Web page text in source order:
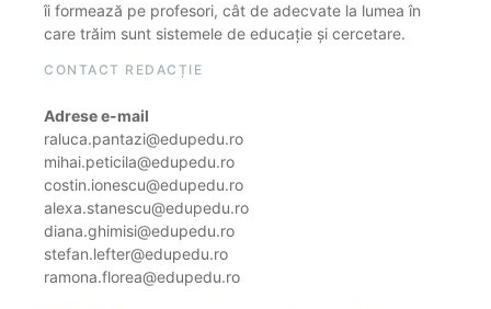
îi formează pe profesori, cât de adecvate la lumea în
care trăim sunt sistemele de educație și cercetare.
CONTACT REDACȚIE
Adrese e-mail
raluca.pantazi@edupedu.ro
mihai.peticila@edupedu.ro
costin.ionescu@edupedu.ro
alexa.stanescu@edupedu.ro
diana.ghimisi@edupedu.ro
stefan.lefter@edupedu.ro
ramona.florea@edupedu.ro